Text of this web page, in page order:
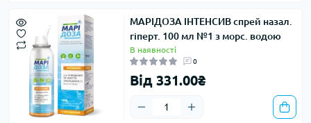
МАРІДОЗА ІНТЕНСИВ спрей назал.
гіперт. 100 мл №1 з морс. водою
В наявності
0
Від 331.00₴